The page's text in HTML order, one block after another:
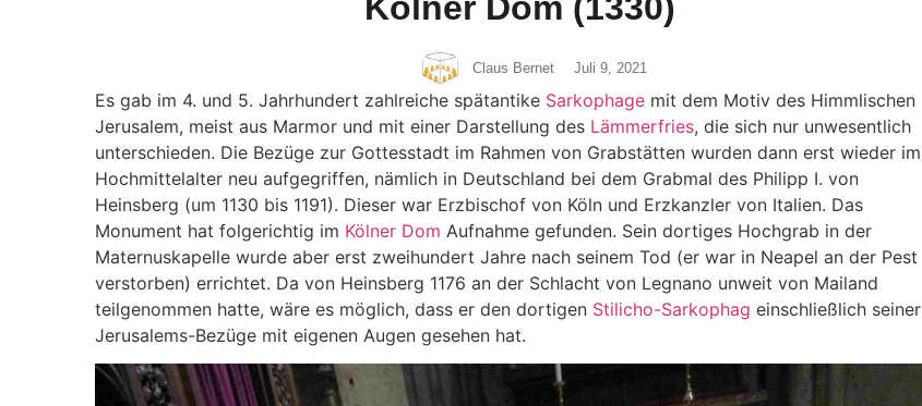
Claus Bernet Juli 9, 2021
Es gab im 4. und 5. Jahrhundert zahlreiche spätantike Sarkophage mit dem Motiv des Himmlischen
Jerusalem, meist aus Marmor und mit einer Darstellung des Lämmerfries, die sich nur unwesentlich
unterschieden. Die Bezüge zur Gottesstadt im Rahmen von Grabstätten wurden dann erst wieder im
Hochmittelalter neu aufgegriffen, nämlich in Deutschland bei dem Grabmal des Philipp I. von
Heinsberg (um 1130 bis 1191). Dieser war Erzbischof von Köln und Erzkanzler von Italien. Das
Monument hat folgerichtig im Kölner Dom Aufnahme gefunden. Sein dortiges Hochgrab in der
Maternuskapelle wurde aber erst zweihundert Jahre nach seinem Tod (er war in Neapel an der Pest
verstorben) errichtet. Da von Heinsberg 1176 an der Schlacht von Legnano unweit von Mailand
teilgenommen hatte, wäre es möglich, dass er den dortigen Stilicho-Sarkophag einschließlich seiner
Jerusalems-Bezüge mit eigenen Augen gesehen hat.